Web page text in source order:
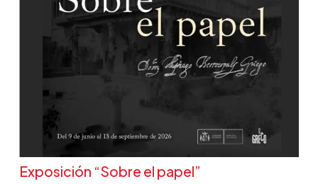
Exposición “Sobre el papel”